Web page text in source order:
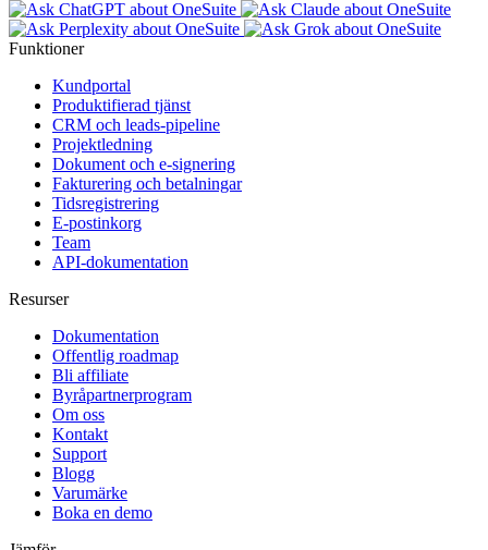
Funktioner
Kundportal
Produktifierad tjänst
CRM och leads-pipeline
Projektledning
Dokument och e-signering
Fakturering och betalningar
Tidsregistrering
E-postinkorg
Team
API-dokumentation
Resurser
Dokumentation
Offentlig roadmap
Bli affiliate
Byråpartnerprogram
Om oss
Kontakt
Support
Blogg
Varumärke
Boka en demo